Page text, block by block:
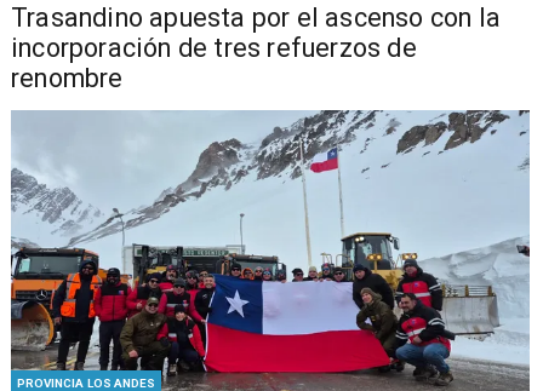
Trasandino apuesta por el ascenso con la
incorporación de tres refuerzos de
renombre
PROVINCIA LOS ANDES